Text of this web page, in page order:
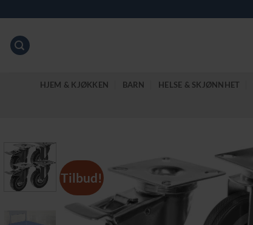
to
content
HJEM & KJØKKEN BARN HELSE & SKJØNNHET
Tilbud!